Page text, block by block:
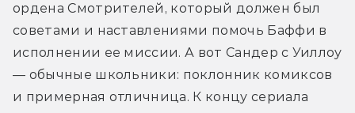
ордена Смотрителей, который должен был
советами и наставлениями помочь Баффи в
исполнении ее миссии. А вот Сандер с Уиллоу
— обычные школьники: поклонник комиксов
и примерная отличница. К концу сериала